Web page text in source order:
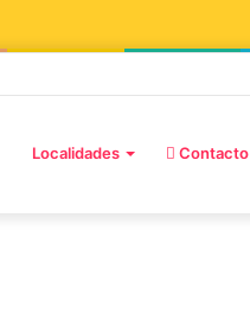
Localidades Contacto